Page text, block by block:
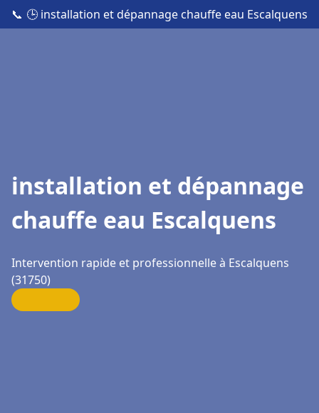
📞 🕒 installation et dépannage chauffe eau Escalquens
installation et dépannage
chauffe eau Escalquens
Intervention rapide et professionnelle à Escalquens
(31750)